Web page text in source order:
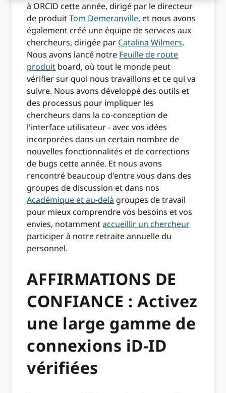
à ORCID cette année, dirigé par le directeur
de produitTom Demeranville, et nous avons
également créé une équipe de services aux
chercheurs, dirigée par Catalina Wilmers.
Nous avons lancé notre Feuille de route
produit board, où tout le monde peut
vérifier sur quoi nous travaillons et ce qui va
suivre. Nous avons développé des outils et
des processus pour impliquer les
chercheurs dans la co-conception de
l'interface utilisateur - avec vos idées
incorporées dans un certain nombre de
nouvelles fonctionnalités et de corrections
de bugs cette année. Et nous avons
rencontré beaucoup d'entre vous dans des
groupes de discussion et dans nos
Académique et au-delà groupes de travail
pour mieux comprendre vos besoins et vos
envies, notammentaccueillir un chercheur
participer à notre retraite annuelle du
personnel.
AFFIRMATIONS DE
CONFIANCE : Activez
une large gamme de
connexions iD-ID
vérifiées